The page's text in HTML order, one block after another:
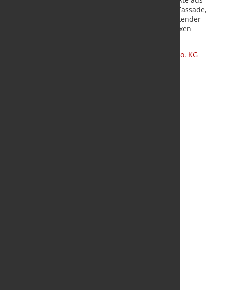
Metall beteiligt – vom Stuhlbein bis zur Hochhaus-Fassade,
vom E-Bike bis zum Flugzeug. Als ganzheitlich denkender
Anbieter kann das Unternehmen gerade in komplexen
Maschinenbau GmbH & Co. KG